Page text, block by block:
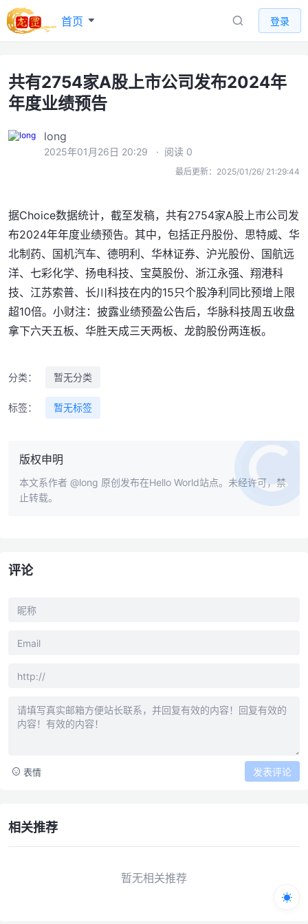
首页 登录
共有2754家A股上市公司发布2024年
年度业绩预告
long
2025年01月26日 20:29 · 阅读 0
最后更新：2025/01/26/ 21:29:44
据Choice数据统计，截至发稿，共有2754家A股上市公司发
布2024年年度业绩预告。其中，包括正丹股份、思特威、华
北制药、国机汽车、德明利、华林证券、沪光股份、国航远
洋、七彩化学、扬电科技、宝莫股份、浙江永强、翔港科
技、江苏索普、长川科技在内的15只个股净利同比预增上限
超10倍。小财注：披露业绩预盈公告后，华脉科技周五收盘
拿下六天五板、华胜天成三天两板、龙韵股份两连板。
分类： 暂无分类
标签： 暂无标签
版权申明
本文系作者 @long 原创发布在Hello World站点。未经许可，禁
止转载。
评论
表情 发表评论
相关推荐
暂无相关推荐